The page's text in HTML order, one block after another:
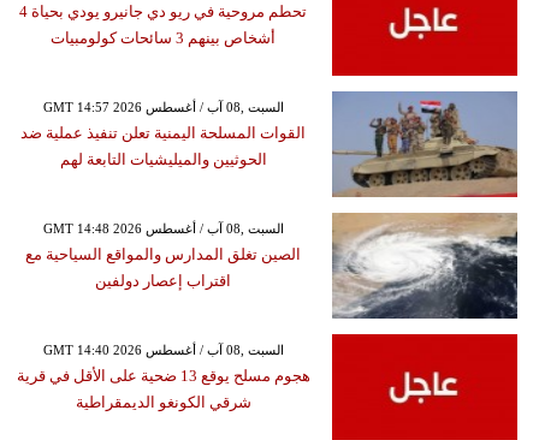
تحطم مروحية في ريو دي جانيرو يودي بحياة 4
أشخاص بينهم 3 سائحات كولومبيات
GMT 14:57 2026 السبت ,08 آب / أغسطس
القوات المسلحة اليمنية تعلن تنفيذ عملية ضد
الحوثيين والميليشيات التابعة لهم
GMT 14:48 2026 السبت ,08 آب / أغسطس
الصين تغلق المدارس والمواقع السياحية مع
اقتراب إعصار دولفين
GMT 14:40 2026 السبت ,08 آب / أغسطس
هجوم مسلح يوقع 13 ضحية على الأقل في قرية
شرقي الكونغو الديمقراطية